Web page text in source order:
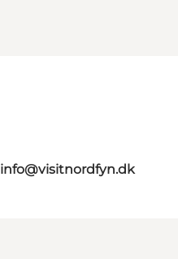
info@visitnordfyn.dk